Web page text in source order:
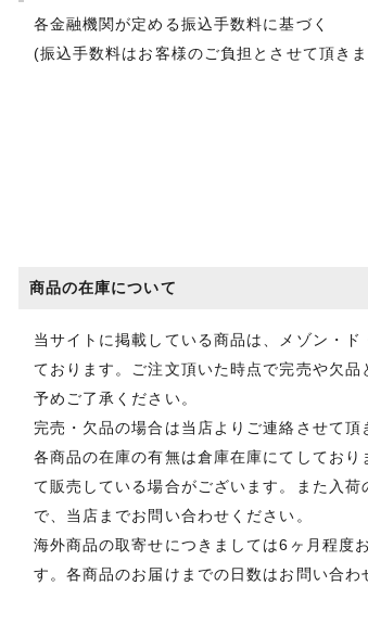
各金融機関が定める振込手数料に基づく
(振込手数料はお客様のご負担とさせて頂き
商品の在庫について
当サイトに掲載している商品は、メゾン・
ております。ご注文頂いた時点で完売や欠品
予めご了承ください。
完売・欠品の場合は当店よりご連絡させて頂
各商品の在庫の有無は倉庫在庫にてしてお
て販売している場合がございます。また入
で、当店までお問い合わせください。
海外商品の取寄せにつきましては6ヶ月程度
す。各商品のお届けまでの日数はお問い合わ